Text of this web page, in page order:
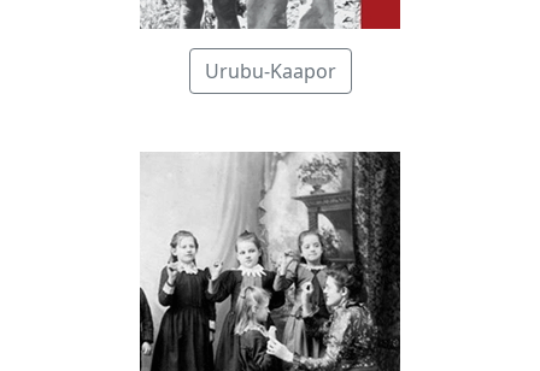
Urubu-Kaapor